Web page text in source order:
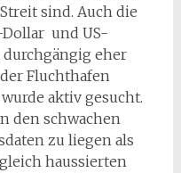
sind. Auch die
Dollar und US-
eher
Fluchthafen
aktiv gesucht.
den schwachen
zu liegen als
haussierten